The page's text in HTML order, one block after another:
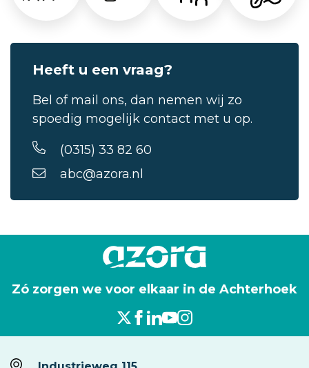
Heeft u een vraag?
Bel of mail ons, dan nemen wij zo
spoedig mogelijk contact met u op.
(0315) 33 82 60
abc@azora.nl
Zó zorgen we voor elkaar in de Achterhoek